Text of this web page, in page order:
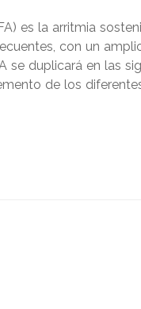
es la arritmia
con un
se duplicará en las
de los